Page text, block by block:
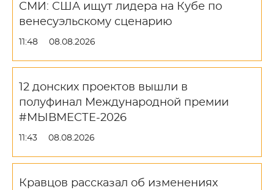
СМИ: США ищут лидера на Кубе по
венесуэльскому сценарию
11:48 08.08.2026
12 донских проектов вышли в
полуфинал Международной премии
#МЫВМЕСТЕ-2026
11:43 08.08.2026
Кравцов рассказал об изменениях